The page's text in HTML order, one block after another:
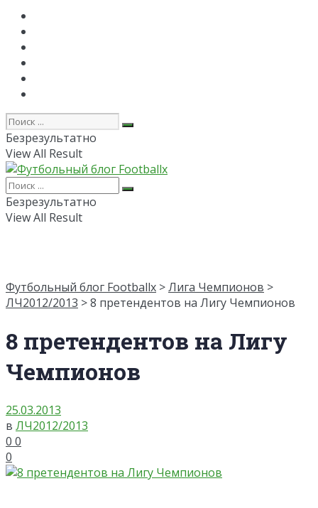
Безрезультатно
View All Result
Безрезультатно
View All Result
Футбольный блог Footballx >Лига Чемпионов >
ЛЧ2012/2013 > 8 претендентов на Лигу Чемпионов
8 претендентов на Лигу
Чемпионов
25.03.2013
в ЛЧ2012/2013
0 0
0